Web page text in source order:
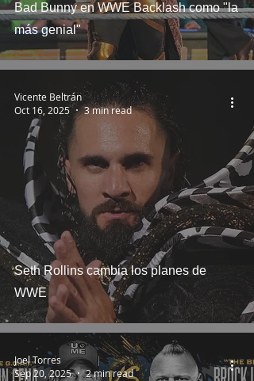
Bad Bunny en WWE Backlash como "la
más genial"
Seth Rollins cambia los planes de
WWE
Vicente Beltrán
Oct 16, 2025
3 min read
Joel Torres
Sep 20, 2025
2 min read